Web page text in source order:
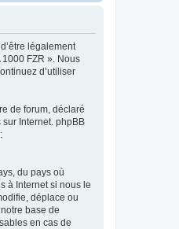
légalement
FZR ». Nous
d’utiliser
de forum, déclaré
sur Internet. phpBB
du pays où
à Internet si nous le
déplace ou
base de
en cas de